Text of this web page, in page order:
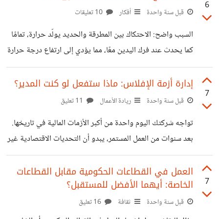
العاطفي؟ الذكاء العاطفي هو القدرة على التعرف على مشاعرنا
ومشاعر الآخرين، وفهمها، وإدارتها بطريقة تساهم في تحسين
العلاقات واتخاذ القرارات. يتضمن عدة مهارات أساسية مثل:
الوعي الذاتي: فهم مشاعرنا وكيفية تأثيرها على سلوكنا وقراراتنا.
إدارة العواطف: التحكم في مشاعرنا بشكل إيجابي
6
قبل سنة واحدة أفكار
السبب واضح: الاحتكاك بين المطرقة والحديد يولّد حرارة، تمامًا
كما يحدث عند فرك اليدين معًا، مما يؤدي إلى ارتفاع درجة حرارة
الحديد. لكن في الواقع، هذا ليس السبب الحقيقي! الحديد يسخن
لأن الطاقة الحركية الناتجة عن الضرب تتحول مباشرة إلى طاقة
حرارية داخله، دون الحاجة إلى احتكاك بينه وبين المطرقة. لكن
الأساسي هو أن الذرات داخل الحديد تهتز بشكل أسرع عند
الطرق، مما يزيد من طاقتها الحرارية، وهذا هو ما يرفع درجة
7
إدارة أزمة الإفلاس: ماذا ستفعل لو كنت المدير؟
قبل سنة واحدة ريادة الأعمال
تواجه شركتك اليوم واحدة من أكبر الأزمات المالية في تاريخها.
بعد سنوات من العمل المستمر، يبدو أن التحديات الاقتصادية غير
المسبوقة قد ألقت بظلالها على أدائها المالي. التكاليف ارتفعت،
الإيرادات تراجعت، والديون تتراكم بسرعة. الآن، أنت المدير الذي
يجب عليه اتخاذ القرارات الصعبة لإنقاذ ما يمكن إنقاذه. هل
ستنجح في هذه المهمة الصعبة أم أن الطريق إلى الإفلاس
7
العمل في القطاعات الحكومية مقابل القطاعات
الخاصة: أيهما الأفضل للمستقبل؟
قبل سنة واحدة ثقافة